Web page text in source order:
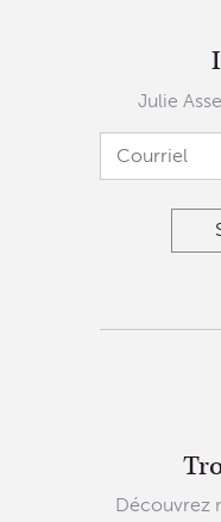
Julie
Découvrez